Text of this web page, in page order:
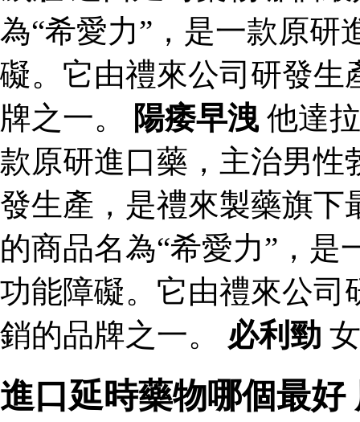
為“希愛力”，是一款原研
礙。它由禮來公司研發生
牌之一。
陽痿早洩 他達
款原研進口藥，主治男性
發生產，是禮來製藥旗下
的商品名為“希愛力”，
功能障礙。它由禮來公司
銷的品牌之一。 必利勁
進口延時藥物哪個最